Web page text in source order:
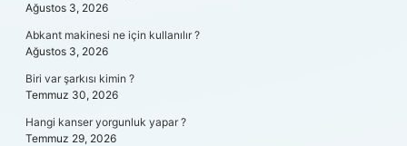
Ağustos 3, 2026
Abkant makinesi ne için kullanılır ?
Ağustos 3, 2026
Biri var şarkısı kimin ?
Temmuz 30, 2026
Hangi kanser yorgunluk yapar ?
Temmuz 29, 2026